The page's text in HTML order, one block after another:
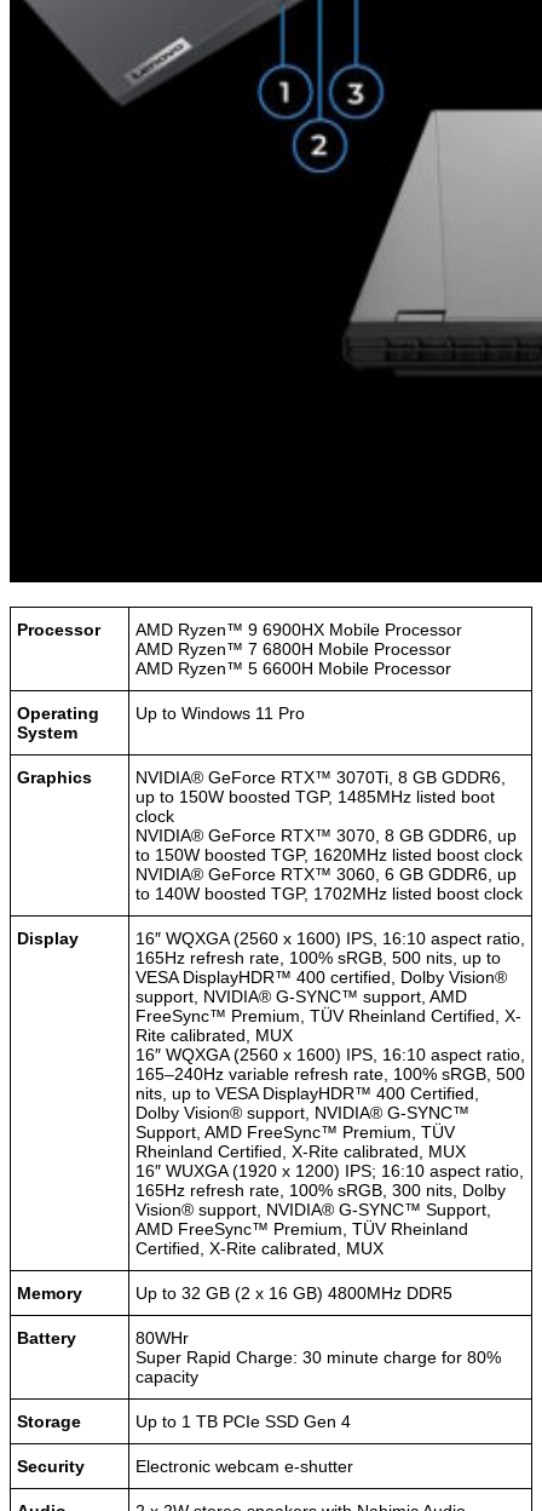
Processor
AMD Ryzen™ 9 6900HX Mobile Processor
AMD Ryzen™ 7 6800H Mobile Processor
AMD Ryzen™ 5 6600H Mobile Processor
Operating
System
Up to Windows 11 Pro
Graphics
NVIDIA® GeForce RTX™ 3070Ti, 8 GB GDDR6,
up to 150W boosted TGP, 1485MHz listed boot
clock
NVIDIA® GeForce RTX™ 3070, 8 GB GDDR6, up
to 150W boosted TGP, 1620MHz listed boost clock
NVIDIA® GeForce RTX™ 3060, 6 GB GDDR6, up
to 140W boosted TGP, 1702MHz listed boost clock
Display
16″ WQXGA (2560 x 1600) IPS, 16:10 aspect ratio,
165Hz refresh rate, 100% sRGB, 500 nits, up to
VESA DisplayHDR™ 400 certified, Dolby Vision®
support, NVIDIA® G-SYNC™ support, AMD
FreeSync™ Premium, TÜV Rheinland Certified, X-
Rite calibrated, MUX
16″ WQXGA (2560 x 1600) IPS, 16:10 aspect ratio,
165–240Hz variable refresh rate, 100% sRGB, 500
nits, up to VESA DisplayHDR™ 400 Certified,
Dolby Vision® support, NVIDIA® G-SYNC™
Support, AMD FreeSync™ Premium, TÜV
Rheinland Certified, X-Rite calibrated, MUX
16″ WUXGA (1920 x 1200) IPS; 16:10 aspect ratio,
165Hz refresh rate, 100% sRGB, 300 nits, Dolby
Vision® support, NVIDIA® G-SYNC™ Support,
AMD FreeSync™ Premium, TÜV Rheinland
Certified, X-Rite calibrated, MUX
Memory Up to 32 GB (2 x 16 GB) 4800MHz DDR5
Battery
80WHr
Super Rapid Charge: 30 minute charge for 80%
capacity
Storage Up to 1 TB PCIe SSD Gen 4
Security Electronic webcam e-shutter